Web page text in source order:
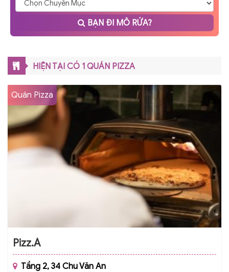
BẠN ĐI MÔ RỨA?
HIỆN TẠI CÓ 1 QUÁN PIZZA
Quán Pizza
Pizz.Á
Tầng 2, 34 Chu Văn An